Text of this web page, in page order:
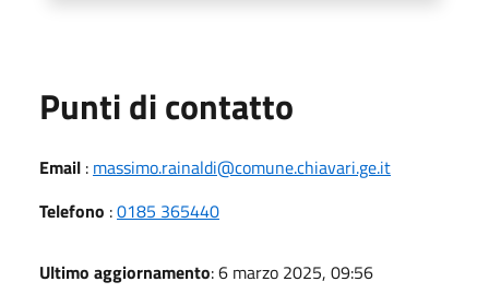
Punti di contatto
Email : massimo.rainaldi@comune.chiavari.ge.it
Telefono :0185 365440
Ultimo aggiornamento: 6 marzo 2025, 09:56